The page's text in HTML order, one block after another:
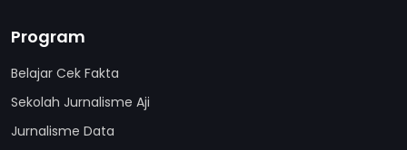
Program
Belajar Cek Fakta
Sekolah Jurnalisme Aji
Jurnalisme Data